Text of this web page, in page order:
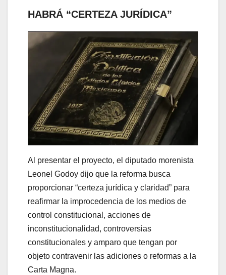
HABRÁ “CERTEZA JURÍDICA”
Al presentar el proyecto, el diputado morenista
Leonel Godoy dijo que la reforma busca
proporcionar “certeza jurídica y claridad” para
reafirmar la improcedencia de los medios de
control constitucional, acciones de
inconstitucionalidad, controversias
constitucionales y amparo que tengan por
objeto contravenir las adiciones o reformas a la
Carta Magna.